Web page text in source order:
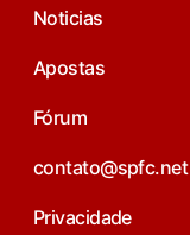
Noticias
Apostas
Fórum
contato@spfc.net
Privacidade